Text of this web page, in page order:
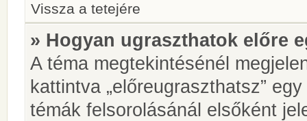
Vissza a tetejére
» Hogyan ugraszthatok előre
A téma megtekintésénél
kattintva „előreugraszthatsz”
témák felsorolásánál elsőként